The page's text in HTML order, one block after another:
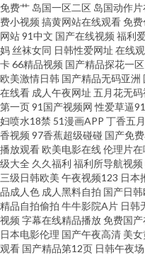
视频在线 久久伊人大 日韩天堂
人的天堂无码 少妇精品一区二区
在线观看 天美传媒毛片 97草草草
航 69福利社在线 超碰免费人 韩
免费 国产麻豆精品在线 欧美性色
频首页入口 三级片小说五月天 在
一级免费影片 影音先锋午夜福利
免费艹 岛国一区二区 岛国动作片
费小视频 搞黄网站在线观看免
网站91中文 国产在线视频 福利
妈 丝袜女同 日韩性爱网址 在线
卡66精品视频 国产精品探花一区
欧美激情日韩 国产精品无码亚洲
在线看 成人午夜网址 五月花无码
第一页91国产视频网 性爱草逼
妇喷水18禁 51漫画APP 丁香五
香视频 97香蕉超级碰碰 国产免
播放观看欧美电影在线伦理片
级大全 久久福利 福利所导航视频
三级日韩欧美 午夜视频123 日本
品成人色 成人黑料自拍 国产日
精品自拍偷拍 牛牛影院A片 日韩
视频 字幕在线精品播放免费国
日本电影伦理 国产午夜高清 美
观看 国产精品第12页 日韩午夜场